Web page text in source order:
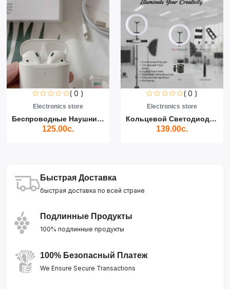
( 0 )
Electronics store
Беспроводные Наушники Air...
125.00с.
( 0 )
Electronics store
Кольцевой Светодиодный Св...
139.00с.
Быстрая Доставка
быстрая доставка по всей стране
Подлинные Продукты
100% подлинные продукты
100% Безопасный Платеж
We Ensure Secure Transactions